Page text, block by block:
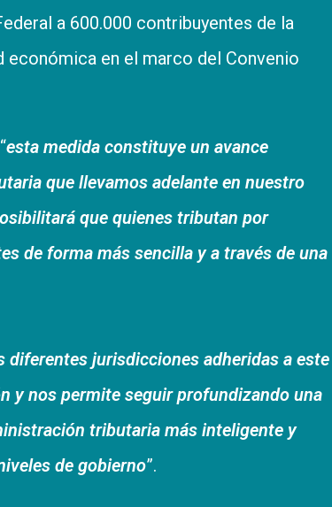
a 600.000 contribuyentes de la
en el marco del Convenio
esta medida constituye un avance
que llevamos adelante en nuestro
que quienes tributan por
de forma más sencilla y a través de una
diferentes jurisdicciones adheridas a este
y nos permite seguir profundizando una
tributaria más inteligente y
de gobierno”.